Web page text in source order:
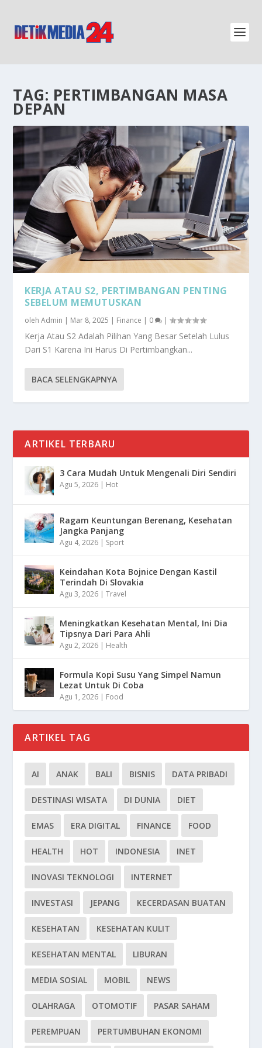
TAG: PERTIMBANGAN MASA
DEPAN
KERJA ATAU S2, PERTIMBANGAN PENTING
SEBELUM MEMUTUSKAN
olehAdmin | Mar 8, 2025 | Finance | 0 |
Kerja Atau S2 Adalah Pilihan Yang Besar Setelah Lulus
Dari S1 Karena Ini Harus Di Pertimbangkan...
BACA SELENGKAPNYA
ARTIKEL TERBARU
3 Cara Mudah Untuk Mengenali Diri Sendiri
Agu 5, 2026 | Hot
Ragam Keuntungan Berenang, Kesehatan
Jangka Panjang
Agu 4, 2026 | Sport
Keindahan Kota Bojnice Dengan Kastil
Terindah Di Slovakia
Agu 3, 2026 |Travel
Meningkatkan Kesehatan Mental, Ini Dia
Tipsnya Dari Para Ahli
Agu 2, 2026 | Health
Formula Kopi Susu Yang Simpel Namun
Lezat Untuk Di Coba
Agu 1, 2026 | Food
ARTIKEL TAG
AI ANAK BALI BISNIS DATA PRIBADI
DESTINASI WISATA DI DUNIA DIET
EMAS ERA DIGITAL FINANCE FOOD
HEALTH HOT INDONESIA INET
INOVASI TEKNOLOGI INTERNET
INVESTASI JEPANG KECERDASAN BUATAN
KESEHATAN KESEHATAN KULIT
KESEHATAN MENTAL LIBURAN
MEDIA SOSIAL MOBIL NEWS
OLAHRAGA OTOMOTIF PASAR SAHAM
PEREMPUAN PERTUMBUHAN EKONOMI